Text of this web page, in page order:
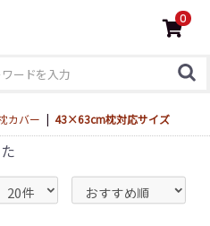
0
カバー | 43×63cm枕対応サイズ